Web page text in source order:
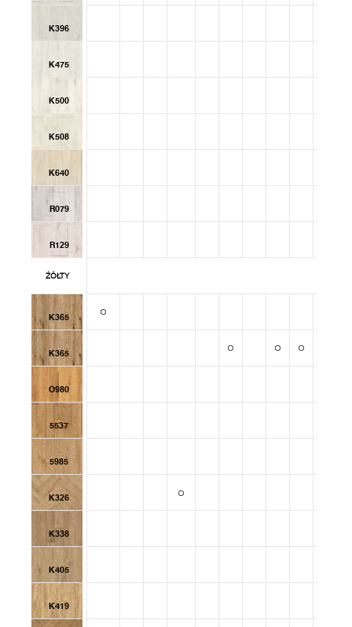
K396
K475
K500
K508
K640
R079
R129
ŻÓŁTY
K365
K365
O980
5537
5985
K326
K338
K405
K419